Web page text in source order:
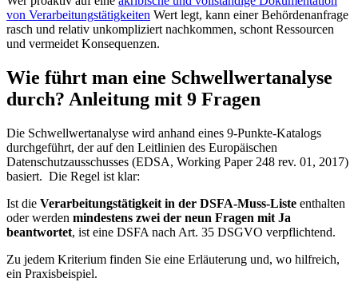
von Verarbeitungstätigkeiten Wert legt, kann einer Behördenanfrage
rasch und relativ unkompliziert nachkommen, schont Ressourcen
und vermeidet Konsequenzen.
Wie führt man eine Schwellwertanalyse
durch? Anleitung mit 9 Fragen
Die Schwellwertanalyse wird anhand eines 9-Punkte-Katalogs
durchgeführt, der auf den Leitlinien des Europäischen
Datenschutzausschusses (EDSA, Working Paper 248 rev. 01, 2017)
basiert. Die Regel ist klar:
Ist die Verarbeitungstätigkeit in der DSFA-Muss-Liste enthalten
oder werden mindestens zwei der neun Fragen mit Ja
beantwortet, ist eine DSFA nach Art. 35 DSGVO verpflichtend.
Zu jedem Kriterium finden Sie eine Erläuterung und, wo hilfreich,
ein Praxisbeispiel.